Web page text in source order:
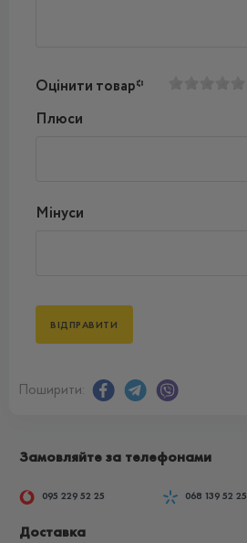
Оцінити товар*
Плюси
Мінуси
Поширити:
Замовляйте за телефонами
095 229 52 25 068 139 52 25
Доставка